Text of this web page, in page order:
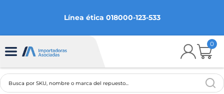
Línea ética 018000-123-533
0
Busca por SKU, nombre o marca del repuesto...